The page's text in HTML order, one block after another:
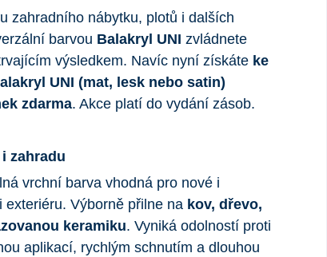
zahradního nábytku, plotů i dalších
barvou Balakryl UNI zvládnete
výsledkem. Navíc nyní získáte ke
UNI (mat, lesk nebo satin)
zdarma. Akce platí do vydání zásob.
zahradu
vrchní barva vhodná pro nové i
Výborně přilne na kov, dřevo,
keramiku. Vyniká odolností proti
aplikací, rychlým schnutím a dlouhou